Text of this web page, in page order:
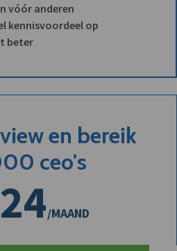
vóór anderen
kennisvoordeel op
beter
en bereik
ceo's
/MAAND